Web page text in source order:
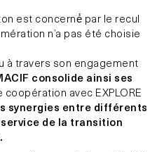
est concerné́ par le recul
n’a pas été choisie
à travers son engagement
consolide ainsi ses
coopération avec EXPLORE
synergies entre différents
de la transition